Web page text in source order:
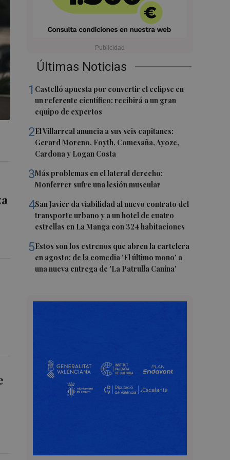
Últimas Noticias
1 Castelló apuesta por convertir el eclipse en
un referente científico: recibirá a un gran
equipo de expertos
2El Villarreal anuncia a sus seis capitanes:
Gerard Moreno, Foyth, Comesaña, Ayoze,
Cardona y Logan Costa
3Más problemas en el lateral derecho:
Monferrer sufre una lesión muscular
4San Javier da viabilidad al nuevo contrato del
transporte urbano y a un hotel de cuatro
estrellas en La Manga con 324 habitaciones
5Estos son los estrenos que abren la cartelera
en agosto: de la comedia 'El último mono' a
una nueva entrega de 'La Patrulla Canina'